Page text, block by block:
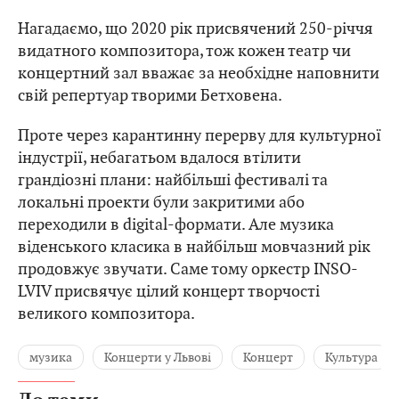
Нагадаємо, що 2020 рік присвячений 250-річчя
видатного композитора, тож кожен театр чи
концертний зал вважає за необхідне наповнити
свій репертуар творими Бетховена.
Проте через карантинну перерву для культурної
індустрії, небагатьом вдалося втілити
грандіозні плани: найбільші фестивалі та
локальні проекти були закритими або
переходили в digital-формати. Але музика
віденського класика в найбільш мовчазний рік
продовжує звучати. Саме тому оркестр INSO-
LVIV присвячує цілий концерт творчості
великого композитора.
музика Концерти у Львові Концерт Культура